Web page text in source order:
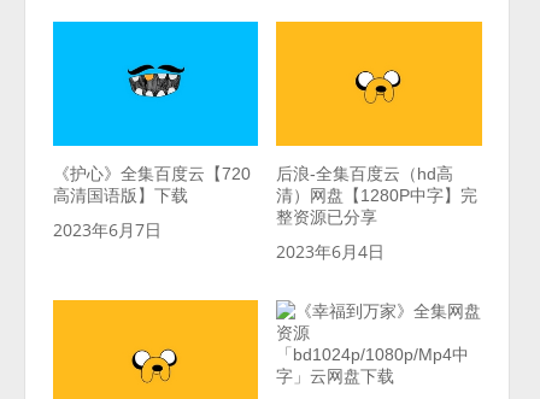
《护心》全集百度云【720
高清国语版】下载
2023年6月7日
后浪-全集百度云（hd高
清）网盘【1280P中字】完
整资源已分享
2023年6月4日